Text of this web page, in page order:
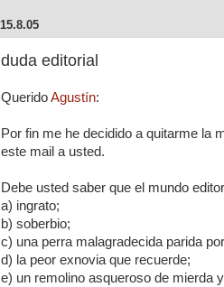
15.8.05
duda editorial
QueridoAgustín:
Por fin me he decidido a quitarme la
este mail a usted.
Debe usted saber que el mundo
a) ingrato;
b) soberbio;
c) una perra malagradecida parida
d) la peor exnovia que recuerde;
e) un remolino asqueroso de mierda